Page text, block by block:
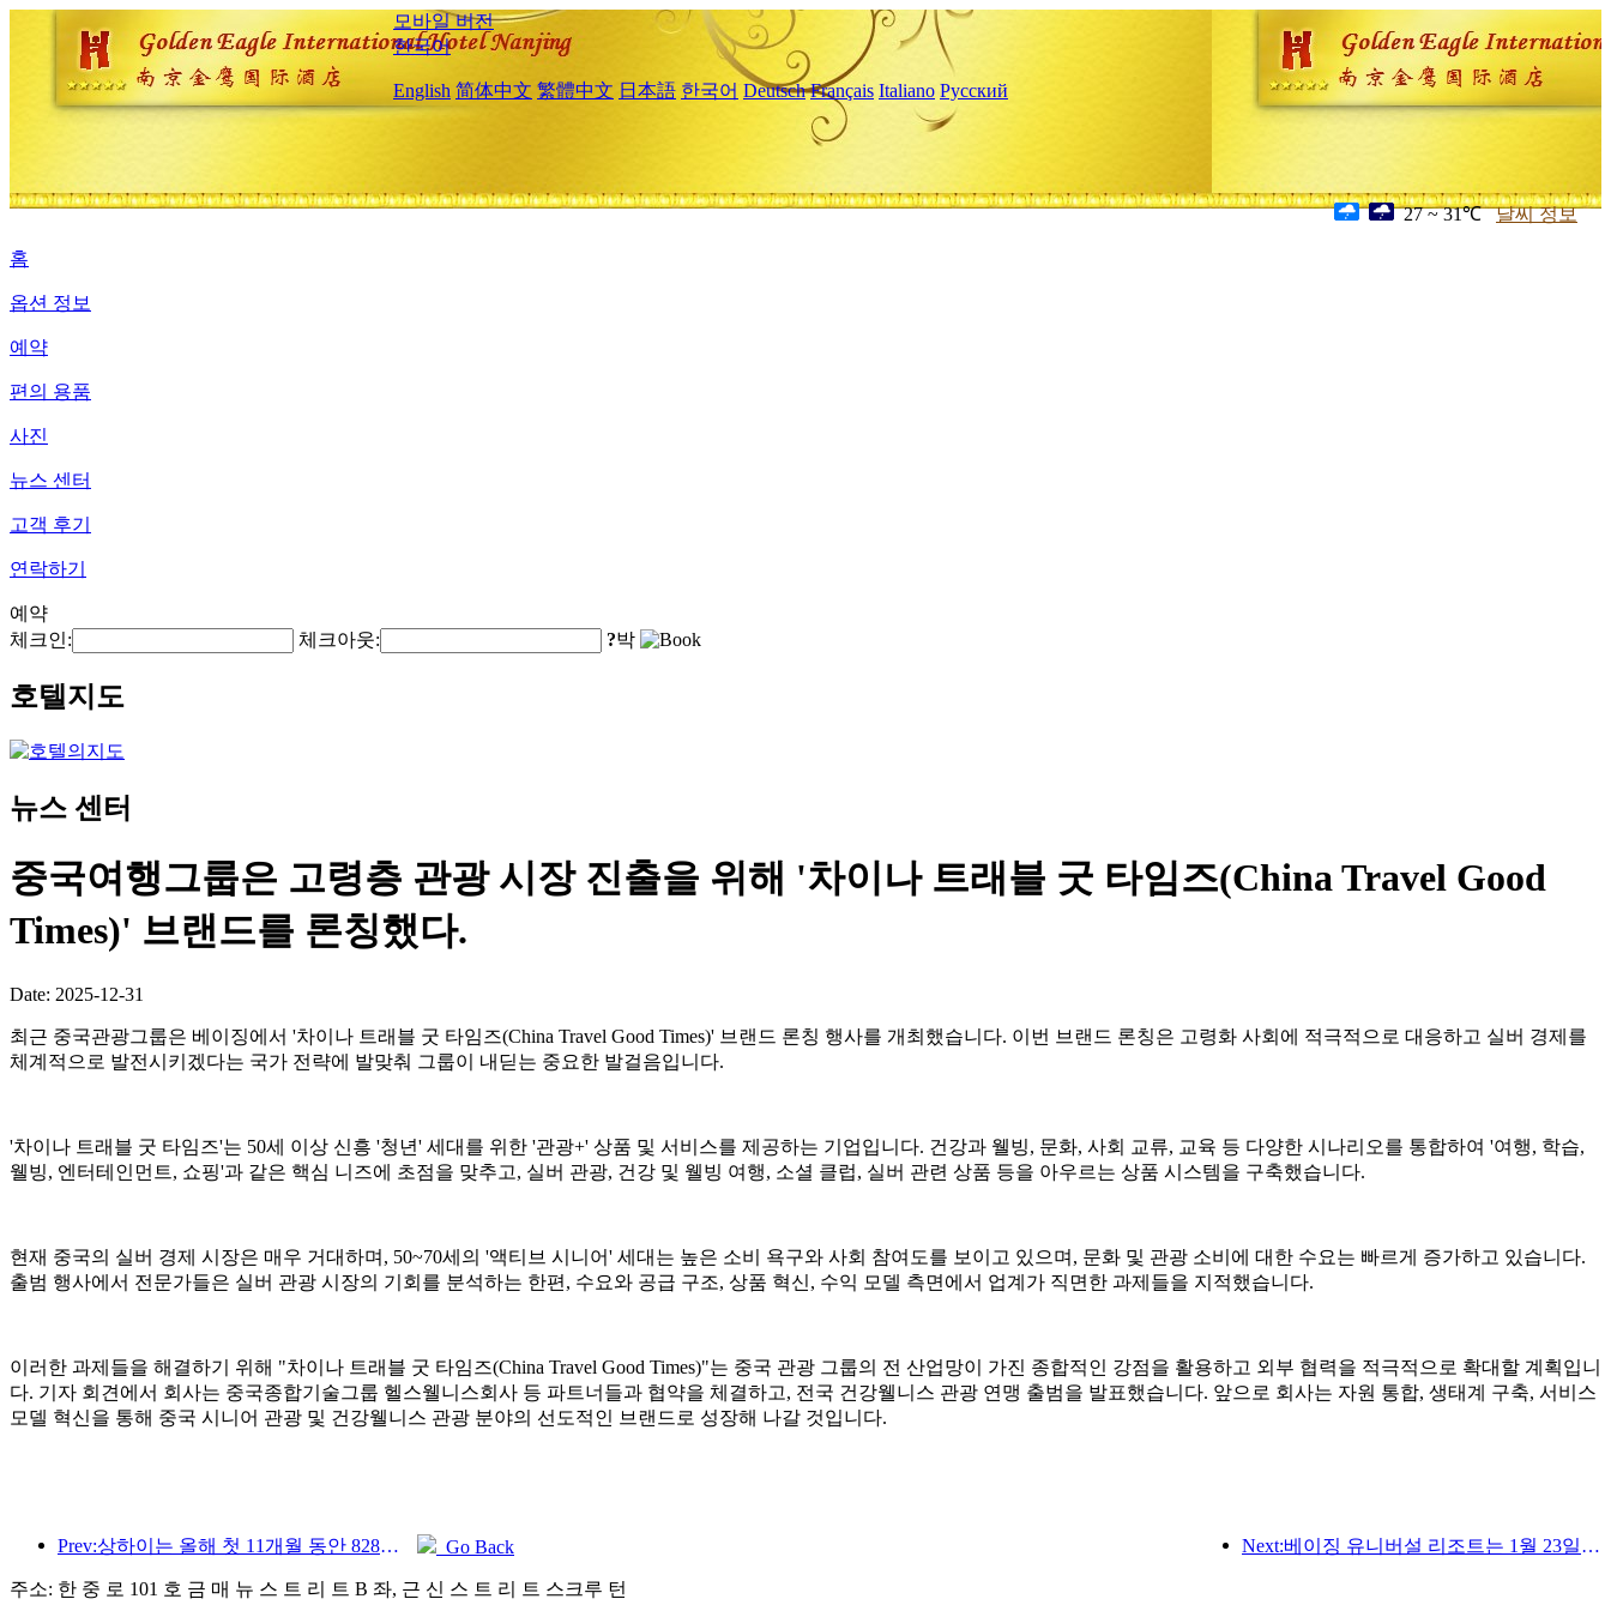
모바일 버전
한국어
English 简体中文 繁體中文 日本語 한국어 Deutsch Français Italiano Русский
27 ~ 31℃ 날씨 정보
홈
옵션 정보
예약
편의 용품
사진
뉴스 센터
고객 후기
연락하기
예약
체크인:
체크아웃: ?박
호텔지도
뉴스 센터
중국여행그룹은 고령층 관광 시장 진출을 위해 '차이나 트래블 굿 타임즈(China Travel Good
Times)' 브랜드를 론칭했다.
Date: 2025-12-31
최근 중국관광그룹은 베이징에서 '차이나 트래블 굿 타임즈(China Travel Good Times)' 브랜드 론칭 행사를 개최했습니다. 이번 브랜드 론칭은 고령화 사회에 적극적으로 대응하고 실버 경제를
체계적으로 발전시키겠다는 국가 전략에 발맞춰 그룹이 내딛는 중요한 발걸음입니다.
'차이나 트래블 굿 타임즈'는 50세 이상 신흥 '청년' 세대를 위한 '관광+' 상품 및 서비스를 제공하는 기업입니다. 건강과 웰빙, 문화, 사회 교류, 교육 등 다양한 시나리오를 통합하여 '여행, 학습,
웰빙, 엔터테인먼트, 쇼핑'과 같은 핵심 니즈에 초점을 맞추고, 실버 관광, 건강 및 웰빙 여행, 소셜 클럽, 실버 관련 상품 등을 아우르는 상품 시스템을 구축했습니다.
현재 중국의 실버 경제 시장은 매우 거대하며, 50~70세의 '액티브 시니어' 세대는 높은 소비 욕구와 사회 참여도를 보이고 있으며, 문화 및 관광 소비에 대한 수요는 빠르게 증가하고 있습니다.
출범 행사에서 전문가들은 실버 관광 시장의 기회를 분석하는 한편, 수요와 공급 구조, 상품 혁신, 수익 모델 측면에서 업계가 직면한 과제들을 지적했습니다.
이러한 과제들을 해결하기 위해 "차이나 트래블 굿 타임즈(China Travel Good Times)"는 중국 관광 그룹의 전 산업망이 가진 종합적인 강점을 활용하고 외부 협력을 적극적으로 확대할 계획입니
다. 기자 회견에서 회사는 중국종합기술그룹 헬스웰니스회사 등 파트너들과 협약을 체결하고, 전국 건강웰니스 관광 연맹 출범을 발표했습니다. 앞으로 회사는 자원 통합, 생태계 구축, 서비스
모델 혁신을 통해 중국 시니어 관광 및 건강웰니스 관광 분야의 선도적인 브랜드로 성장해 나갈 것입니다.
Prev:상하이는 올해 첫 11개월 동안 828만 2천 명의 외국인 관광객을 유치하여 당초 예상치를 뛰어넘었다. Next:베이징 유니버설 리조트는 1월 23일부터 40일간 유니버설 중국 설날 이벤트를 개최합니다.
Go Back
주소: 한 중 로 101 호 금 매 뉴 스 트 리 트 B 좌, 근 신 스 트 리 트 스크루 턴